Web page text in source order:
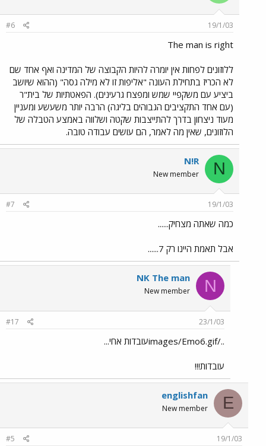
19/1/03
#6
The man is right
ללוזונים לפחות אין יומרה להיות הקבוצה של המדינה ואף אחד שם
לא הכריז בתחילת העונה "אליפות זו לא מילה גסה" (ההוא שיושב
ביציע עם משקפיי שמש ומפצח גרעינים). הפאטתיות של בית"ר
(עם אחד התקציבים הגבוהים בליגה) הרבה יותר משעשע ומעניין
מעוד ניצחון בדרך להתייצבות שקטה ושלווה באמצע הטבלה של
הלוזונים, שאין מה לאמר, הם עושים עבודה טובה.
N
N!R
New member
19/1/03
#7
כמה שאתה מצחיק......
אבל תאמת היינו רק 7......
N
NK The man
New member
23/1/03
#17
../images/Emo6.gifעובדות אחי...
עובדות!!!
E
englishfan
New member
19/1/03
#5